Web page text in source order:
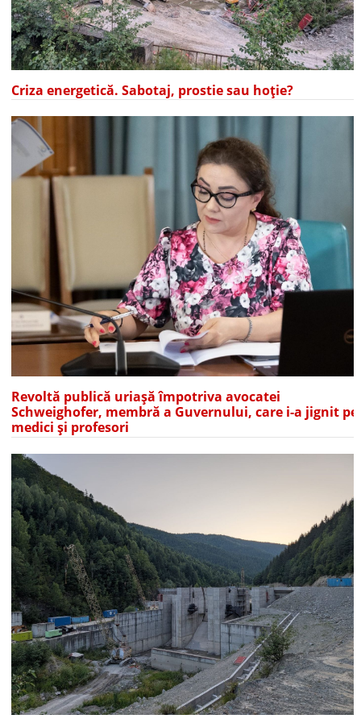
Criza energetică. Sabotaj, prostie sau hoție?
Revoltă publică uriașă împotriva avocatei
Schweighofer, membră a Guvernului, care i-a jignit pe
medici și profesori